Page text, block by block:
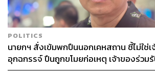
POLITICS
นายกฯ สั่งเข้มพกปืนนอกเคหสถาน ชี้ไม่ใช่เ
อุกฉกรรจ์ ปืนถูกขโมยก่อเหตุ เจ้าของร่วม